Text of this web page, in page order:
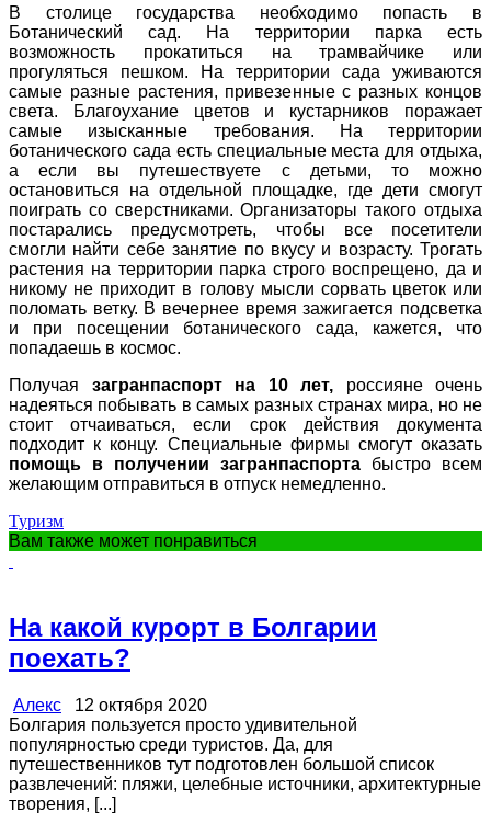
В столице государства необходимо попасть в
Ботанический сад. На территории парка есть
возможность прокатиться на трамвайчике или
прогуляться пешком. На территории сада уживаются
самые разные растения, привезенные с разных концов
света. Благоухание цветов и кустарников поражает
самые изысканные требования. На территории
ботанического сада есть специальные места для отдыха,
а если вы путешествуете с детьми, то можно
остановиться на отдельной площадке, где дети смогут
поиграть со сверстниками. Организаторы такого отдыха
постарались предусмотреть, чтобы все посетители
смогли найти себе занятие по вкусу и возрасту. Трогать
растения на территории парка строго воспрещено, да и
никому не приходит в голову мысли сорвать цветок или
поломать ветку. В вечернее время зажигается подсветка
и при посещении ботанического сада, кажется, что
попадаешь в космос.
Получая загранпаспорт на 10 лет, россияне очень
надеяться побывать в самых разных странах мира, но не
стоит отчаиваться, если срок действия документа
подходит к концу. Специальные фирмы смогут оказать
помощь в получении загранпаспорта быстро всем
желающим отправиться в отпуск немедленно.
Туризм
Вам также может понравиться
На какой курорт в Болгарии
поехать?
Алекс 12 октября 2020
Болгария пользуется просто удивительной
популярностью среди туристов. Да, для
путешественников тут подготовлен большой список
развлечений: пляжи, целебные источники, архитектурные
творения, [...]